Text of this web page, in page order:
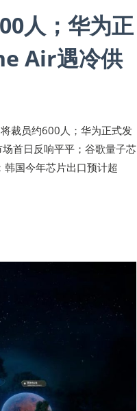
人；华为正
Air遇冷供
裁员约600人；华为正式发
首日反响平平；谷歌量子芯
国今年芯片出口预计超